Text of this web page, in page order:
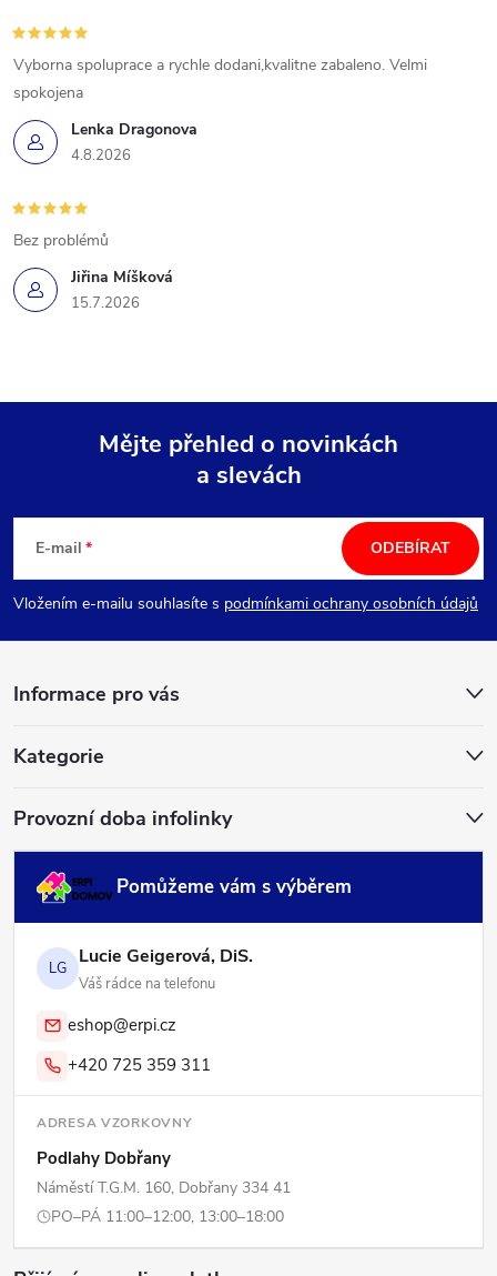
Lenka Dragonova
4.8.2026
Vyborna spoluprace a rychle dodani,kvalitne zabaleno. Velmi
spokojena
Jiřina Míšková
15.7.2026
Bez problémů
p
a
Mějte přehled o novinkách
a slevách
E-mail
Vložením e-mailu souhlasíte s podmínkami ochrany osobních údajů
ODEBÍRAT
Informace pro vás
Kategorie
Provozní doba infolinky
Pomůžeme vám s výběrem
LG Lucie Geigerová, DiS.
Váš rádce na telefonu
eshop@erpi.cz
+420 725 359 311
ADRESA VZORKOVNY
Podlahy Dobřany
Náměstí T.G.M. 160, Dobřany 334 41
PO–PÁ 11:00–12:00, 13:00–18:00